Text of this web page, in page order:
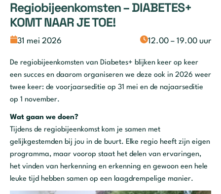
Regiobijeenkomsten – DIABETES+
KOMT NAAR JE TOE!
31 mei 2026 12.00 – 19.00 uur
De regiobijeenkomsten van Diabetes+ blijken keer op keer
een succes en daarom organiseren we deze ook in 2026 weer
twee keer: de voorjaarseditie op 31 mei en de najaarseditie
op 1 november.
Wat gaan we doen?
Tijdens de regiobijeenkomst kom je samen met
gelijkgestemden bij jou in de buurt. Elke regio heeft zijn eigen
programma, maar voorop staat het delen van ervaringen,
het vinden van herkenning en erkenning en gewoon een hele
leuke tijd hebben samen op een laagdrempelige manier.